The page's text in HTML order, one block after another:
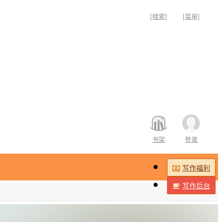
[搜索] [菜单]
书架 登录
写作福利
写作后台